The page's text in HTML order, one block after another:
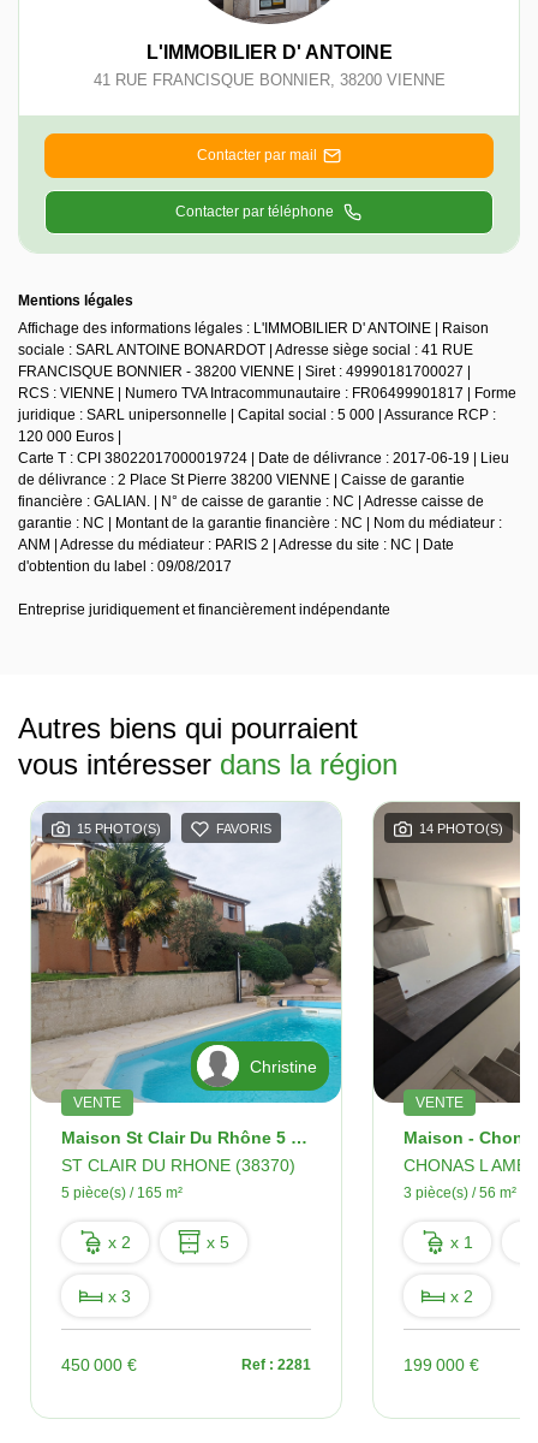
L'IMMOBILIER D' ANTOINE
41 RUE FRANCISQUE BONNIER, 38200 VIENNE
Contacter par mail
Contacter par téléphone
Mentions légales
Affichage des informations légales : L'IMMOBILIER D' ANTOINE | Raison
sociale : SARL ANTOINE BONARDOT | Adresse siège social : 41 RUE
FRANCISQUE BONNIER - 38200 VIENNE | Siret : 49990181700027 |
RCS : VIENNE | Numero TVA Intracommunautaire : FR06499901817 | Forme
juridique : SARL unipersonnelle | Capital social : 5 000 | Assurance RCP :
120 000 Euros |
Carte T : CPI 38022017000019724 | Date de délivrance : 2017-06-19 | Lieu
de délivrance : 2 Place St Pierre 38200 VIENNE | Caisse de garantie
financière : GALIAN. | N° de caisse de garantie : NC | Adresse caisse de
garantie : NC | Montant de la garantie financière : NC | Nom du médiateur :
ANM | Adresse du médiateur : PARIS 2 | Adresse du site : NC | Date
d'obtention du label : 09/08/2017
Entreprise juridiquement et financièrement indépendante
Autres biens qui pourraient
vous intéresser dans la région
15 PHOTO(S) FAVORIS
Christine
VENTE
Maison St Clair Du Rhône 5 Pièces 165 M2
ST CLAIR DU RHONE (38370)
5 pièce(s) / 165 m²
x 2 x 5
x 3
450 000 € Ref : 2281
14 PHOTO(S)
VENTE
CHONAS L
3 pièce(s) / 56 m²
x 1
x 2
199 000 €